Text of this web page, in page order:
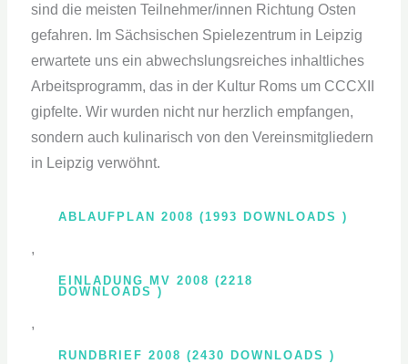
sind die meisten Teilnehmer/innen Richtung Osten
gefahren. Im Sächsischen Spielezentrum in Leipzig
erwartete uns ein abwechslungsreiches inhaltliches
Arbeitsprogramm, das in der Kultur Roms um CCCXII
gipfelte. Wir wurden nicht nur herzlich empfangen,
sondern auch kulinarisch von den Vereinsmitgliedern
in Leipzig verwöhnt.
ABLAUFPLAN 2008 (1993 DOWNLOADS )
,
EINLADUNG MV 2008 (2218
DOWNLOADS )
,
RUNDBRIEF 2008 (2430 DOWNLOADS )